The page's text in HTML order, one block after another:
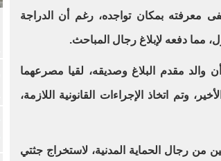
معرفته بمكان تواجده، رغم أن الدراجة
مما دفعه لإبلاغ رجال المباحث.
مقدم البلاغ وصديقه، لقيا مصرعهما
وتم اتخاذ الإجراءات القانونية اللازمة،
من رجال الحماية المدنية، لاستخراج جثتي